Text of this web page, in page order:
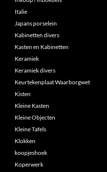
Italie
Japans porselein
Kabinetten divers
Kasten en Kabinetten
Keramiek
Keramiek divers
Keurtekenplaat Waarborgwet
Kisten
Kleine Kasten
Kleine Objecten
Kleine Tafels
Klokken
koopjeshoek
Koperwerk